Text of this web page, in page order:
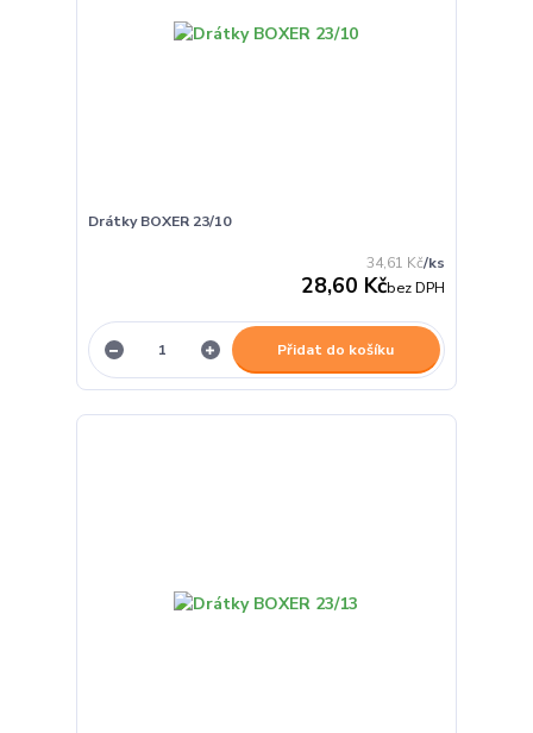
Drátky BOXER 23/10
34,61 Kč/ks
28,60 Kčbez DPH
Přidat do košíku